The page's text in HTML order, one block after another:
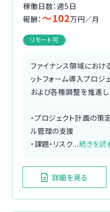
稼働日数：週5日
報酬： 〜102万円／月
リモート可
ファイナンス領域におけ
ットフォーム導入プロジ
および各種調整を推進し
・プロジェクト計画の策
ル管理の支援
・課題・リスク...続きを読
詳細を見る